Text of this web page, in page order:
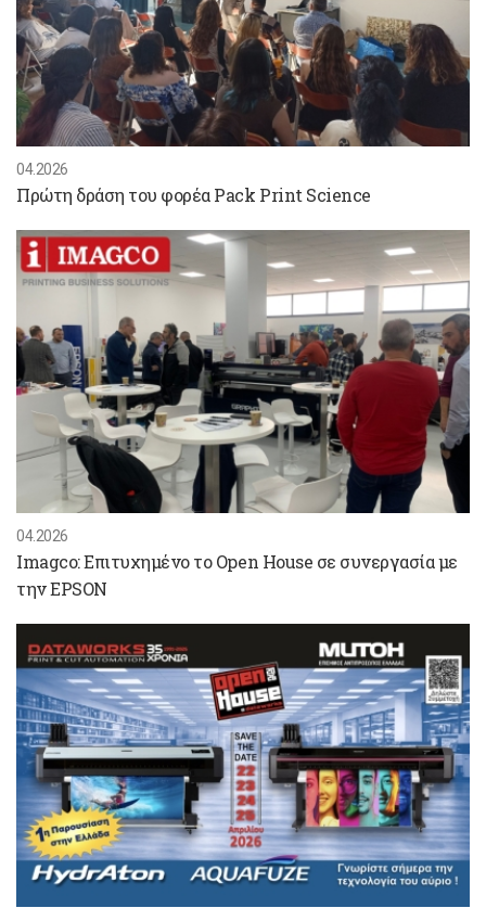
04.2026
Πρώτη δράση του φορέα Pack Print Science
04.2026
Imagco: Επιτυχημένο το Open House σε συνεργασία με
την EPSON